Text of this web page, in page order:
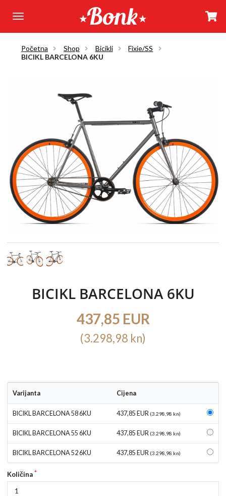
Početna Shop Bicikli
Fixie/SS
BICIKL BARCELONA 6KU
BICIKL BARCELONA 6KU
437,85 EUR
(3.298,98 kn)
Varijanta Cijena
BICIKL BARCELONA 58 6KU 437,85 EUR (3.298,98 kn)
BICIKL BARCELONA 55 6KU 437,85 EUR (3.298,98 kn)
BICIKL BARCELONA 52 6KU 437,85 EUR (3.298,98 kn)
Količina